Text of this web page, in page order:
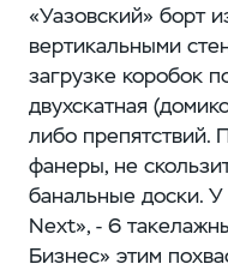
«Уазовский» борт
вертикальными
загрузке коробок
двухскатная
либо препятствий.
фанеры, не
банальные доски.
Next», - 6
Бизнес» этим